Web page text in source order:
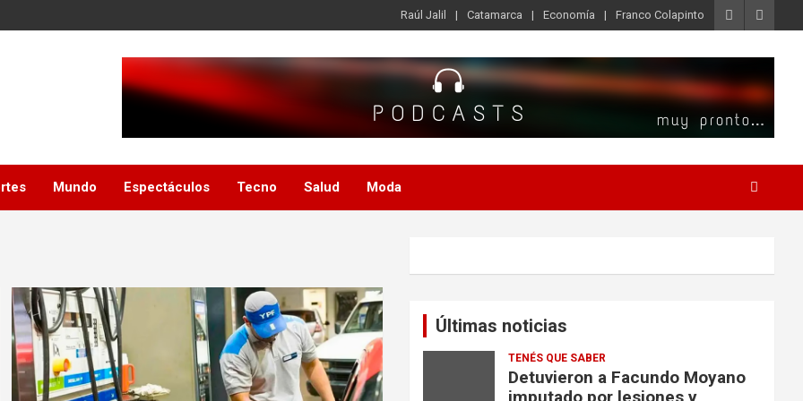
Raúl Jalil Catamarca Economía Franco Colapinto
Mundo Espectáculos Tecno Salud Moda
Últimas noticias
TENÉS QUE SABER
Detuvieron a Facundo Moyano